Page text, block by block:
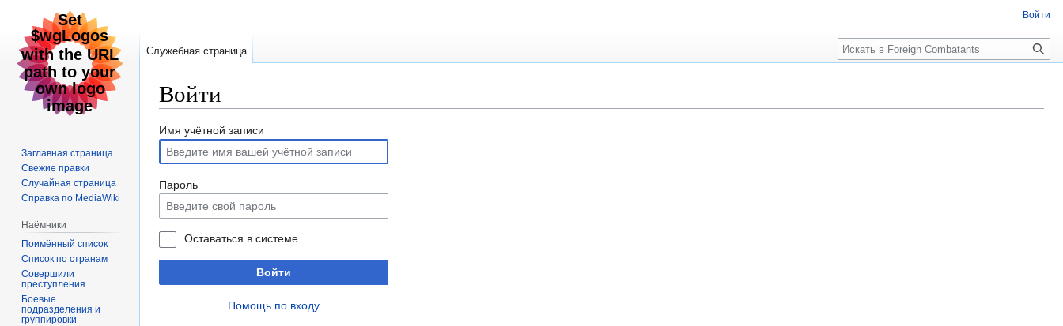
Войти
Перейти
навигации
Перейти
поиску
Имя учётной записи
Пароль
Оставаться в системе
Войти
Помощь по входу
Войти
Служебная страница
Заглавная страница
Свежие правки
Случайная страница
Справка по MediaWiki
Наёмники
Поимённый список
Список по странам
Совершили
преступления
Боевые
подразделения и
группировки